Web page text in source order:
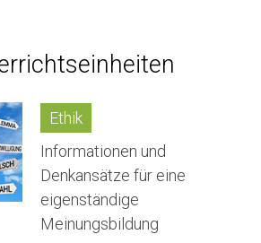
Ethik
Informationen und
Denkansätze für eine
eigenständige
Meinungsbildung